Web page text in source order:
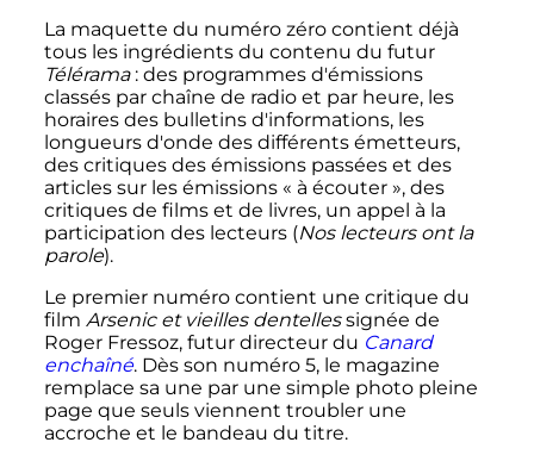
La maquette du numéro zéro contient déjà
tous les ingrédients du contenu du futur
Télérama : des programmes d'émissions
classés par chaîne de radio et par heure, les
horaires des bulletins d'informations, les
longueurs d'onde des différents émetteurs,
des critiques des émissions passées et des
articles sur les émissions « à écouter », des
critiques de films et de livres, un appel à la
participation des lecteurs (Nos lecteurs ont la
parole).
Le premier numéro contient une critique du
film Arsenic et vieilles dentellessignée de
Roger Fressoz, futur directeur du Canard
enchaîné. Dès son numéro 5, le magazine
remplace sa une par une simple photo pleine
page que seuls viennent troubler une
accroche et le bandeau du titre.